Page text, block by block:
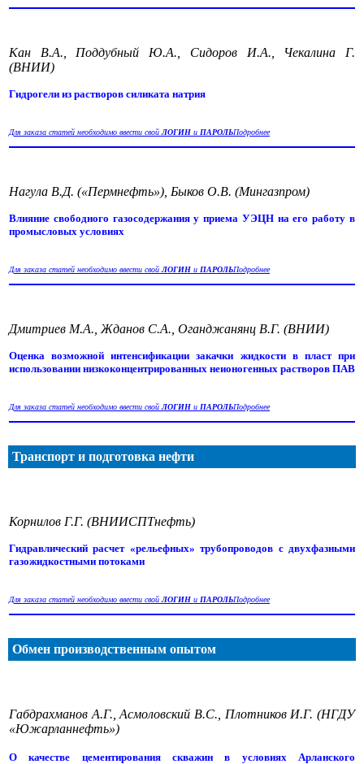
Кан В.А., Поддубный Ю.А., Сидоров И.А., Чекалина Г.
(ВНИИ)
Гидрогели из растворов силиката натрия
Для заказа статей необходимо ввести свойЛОГИН и ПАРОЛЬПодробнее
Нагула В.Д. («Пермнефть»), Быков О.В. (Мингазпром)
Влияние свободного газосодержания у приема УЭЦН на его работу в
промысловых условиях
Для заказа статей необходимо ввести свойЛОГИН и ПАРОЛЬПодробнее
Дмитриев М.А., Жданов С.А., Оганджанянц В.Г. (ВНИИ)
Оценка возможной интенсификации закачки жидкости в пласт при
использовании низкоконцентрированных неионогенных растворов ПАВ
Для заказа статей необходимо ввести свойЛОГИН и ПАРОЛЬПодробнее
Транспорт и подготовка нефти
Корнилов Г.Г. (ВНИИСПТнефть)
Гидравлический расчет «рельефных» трубопроводов с двухфазными
газожидкостными потоками
Для заказа статей необходимо ввести свойЛОГИН и ПАРОЛЬПодробнее
Обмен производственным опытом
Габдрахманов А.Г., Асмоловский В.С., Плотников И.Г. (НГДУ
«Южарланнефть»)
О качестве цементирования скважин в условиях Арланского